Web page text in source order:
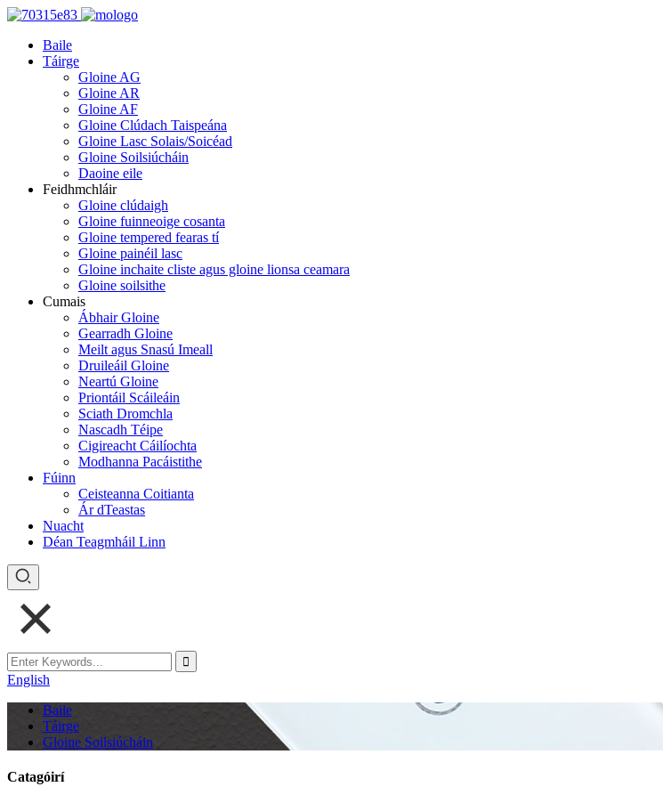
Baile
Táirge
Gloine AG
Gloine AR
Gloine AF
Gloine Clúdach Taispeána
Gloine Lasc Solais/Soicéad
Gloine Soilsiúcháin
Daoine eile
Feidhmchláir
Gloine clúdaigh
Gloine fuinneoige cosanta
Gloine tempered fearas tí
Gloine painéil lasc
Gloine inchaite cliste agus gloine lionsa ceamara
Gloine soilsithe
Cumais
Ábhair Gloine
Gearradh Gloine
Meilt agus Snasú Imeall
Druileáil Gloine
Neartú Gloine
Priontáil Scáileáin
Sciath Dromchla
Nascadh Téipe
Cigireacht Cáilíochta
Modhanna Pacáistithe
Fúinn
Ceisteanna Coitianta
Ár dTeastas
Nuacht
Déan Teagmháil Linn
English
Baile
Táirge
Gloine Soilsiúcháin
Catagóirí